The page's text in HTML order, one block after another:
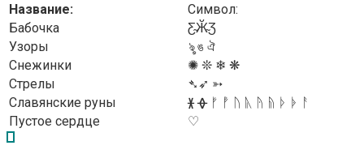
Название:
Символ:
Бабочка
Ƹ̴Ӂ̴Ʒ
Узоры
ৡ ঙ ঐ
Снежинки
✺ ❊ ❄ ❋
Стрелы
➴➶ ➳
Славянские руны
ᚕ ᚖ ᚠ ᚡ ᚢ ᚣ ᚤ ᚥ ᚦ ᚧ ᚨ
Пустое сердце
♡